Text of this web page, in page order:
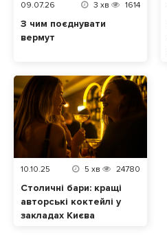
09.07.26 3 хв 1614
З чим поєднувати
вермут
10.10.25 5 хв 24780
Столичні бари: кращі
авторські коктейлі у
закладах Києва